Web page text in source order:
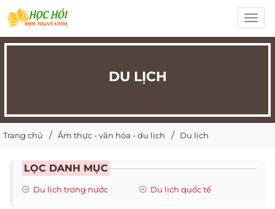
DU LỊCH
Trang chủ Ẩm thực - văn hóa - du lịch Du lịch
LỌC DANH MỤC
Du lịch trong nước Du lịch quốc tế